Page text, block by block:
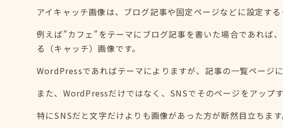
アイキャッチ画像は、ブログ記事や固定ページなどに設定す
例えば”カフェ”をテーマにブログ記事を書いた場合であれば
る（キャッチ）画像です。
WordPressであればテーマによりますが、記事の一覧ページ
また、WordPressだけではなく、SNSでそのページをアップ
特にSNSだと文字だけよりも画像があった方が断然目立ちます